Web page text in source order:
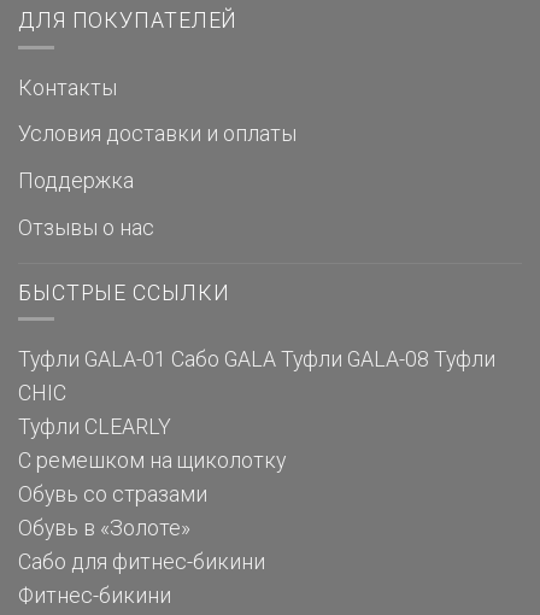
ДЛЯ ПОКУПАТЕЛЕЙ
Контакты
Условия доставки и оплаты
Поддержка
Отзывы о нас
БЫСТРЫЕ ССЫЛКИ
Туфли GALA-01 Сабо GALA Туфли GALA-08 Туфли
CHIC
Туфли CLEARLY
С ремешком на щиколотку
Обувь со стразами
Обувь в «Золоте»
Сабо для фитнес-бикини
Фитнес-бикини